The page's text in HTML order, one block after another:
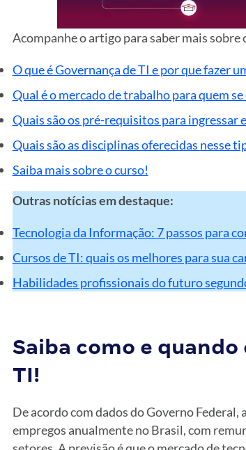
Acompanhe o artigo para saber mais sobre
O que é Governança de TI e por que fazer
Qual é o mercado de trabalho para quem
Quais são os pré-requisitos para ingressar
Quais são as disciplinas oferecidas nesse
Saiba mais sobre o curso!
Outras notícias em destaque:
Tecnologia da Informação: 7 passos para
Cursos de TI: quais os melhores para sua
Habilidades profissionais do futuro
Saiba como e
TI!
De acordo com dados do Governo Federal,
empregos anualmente no Brasil, com